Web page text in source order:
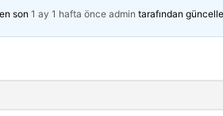
son 1 ay 1 hafta önce admin tarafından